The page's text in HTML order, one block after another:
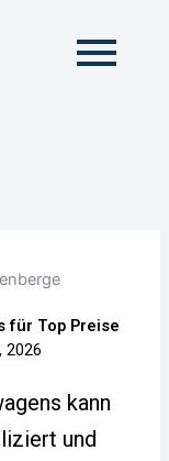
für Top Preise
2026
kann
und